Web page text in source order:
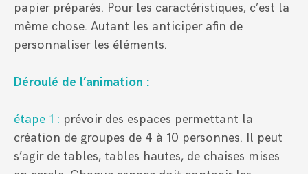
papier préparés. Pour les caractéristiques, c’est la
même chose. Autant les anticiper afin de
personnaliser les éléments.
Déroulé de l’animation :
étape 1 : prévoir des espaces permettant la
création de groupes de 4 à 10 personnes. Il peut
s’agir de tables, tables hautes, de chaises mises